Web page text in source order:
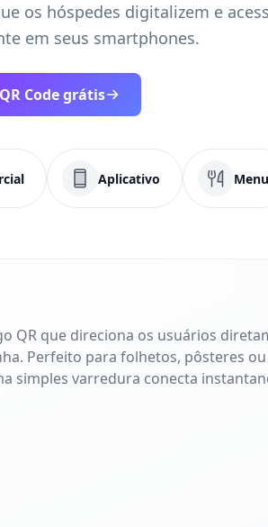
os hóspedes digitalizem e
em seus smartphones.
Code grátis
Aplicativo Menu
QR que direciona os usuários
Perfeito para folhetos, pôsteres
simples varredura conecta